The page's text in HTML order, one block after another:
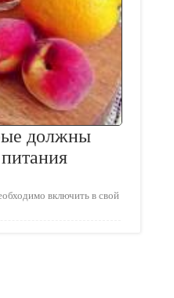
должны
включить в свой